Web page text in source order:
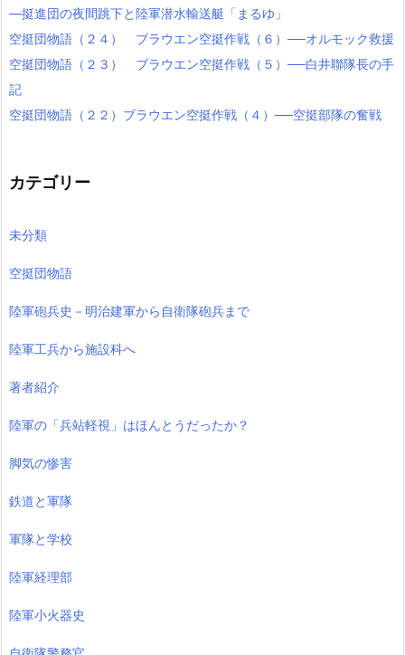
―挺進団の夜間跳下と陸軍潜水輸送艇「まるゆ」
空挺団物語（２４） ブラウエン空挺作戦（６）──オルモック救援
空挺団物語（２３） ブラウエン空挺作戦（５）──白井聯隊長の手
記
空挺団物語（２２）ブラウエン空挺作戦（４）──空挺部隊の奮戦
カテゴリー
未分類
空挺団物語
陸軍砲兵史－明治建軍から自衛隊砲兵まで
陸軍工兵から施設科へ
著者紹介
陸軍の「兵站軽視」はほんとうだったか？
脚気の惨害
鉄道と軍隊
軍隊と学校
陸軍経理部
陸軍小火器史